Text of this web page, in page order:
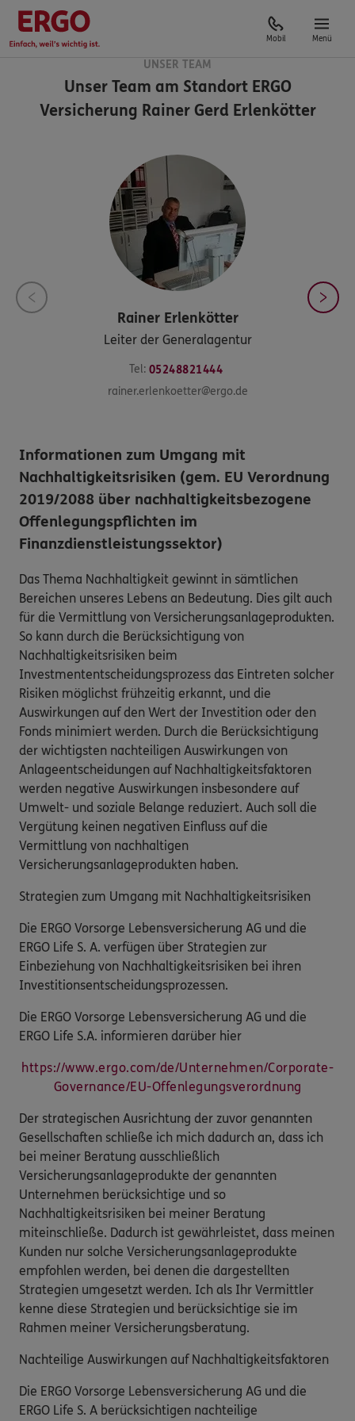
Mobil Menü
UNSER TEAM
Unser Team am StandortERGO
Versicherung Rainer Gerd Erlenkötter
Rainer Erlenkötter
Leiter der Generalagentur
Tel: 05248821444
rainer.erlenkoetter@ergo.de
Informationen zum Umgang mit
Nachhaltigkeitsrisiken (gem. EU Verordnung
2019/2088 über nachhaltigkeitsbezogene
Offenlegungspflichten im
Finanzdienstleistungssektor)
Das Thema Nachhaltigkeit gewinnt in sämtlichen
Bereichen unseres Lebens an Bedeutung. Dies gilt auch
für die Vermittlung von Versicherungsanlageprodukten.
So kann durch die Berücksichtigung von
Nachhaltigkeitsrisiken beim
Investmententscheidungsprozess das Eintreten solcher
Risiken möglichst frühzeitig erkannt, und die
Auswirkungen auf den Wert der Investition oder den
Fonds minimiert werden. Durch die Berücksichtigung
der wichtigsten nachteiligen Auswirkungen von
Anlageentscheidungen auf Nachhaltigkeitsfaktoren
werden negative Auswirkungen insbesondere auf
Umwelt- und soziale Belange reduziert. Auch soll die
Vergütung keinen negativen Einfluss auf die
Vermittlung von nachhaltigen
Versicherungsanlageprodukten haben.
Strategien zum Umgang mit Nachhaltigkeitsrisiken
Die ERGO Vorsorge Lebensversicherung AG und die
ERGO Life S. A. verfügen über Strategien zur
Einbeziehung von Nachhaltigkeitsrisiken bei ihren
Investitionsentscheidungsprozessen.
Die ERGO Vorsorge Lebensversicherung AG und die
ERGO Life S.A. informieren darüber hier
https://www.ergo.com/de/Unternehmen/Corporate-
Governance/EU-Offenlegungsverordnung
Der strategischen Ausrichtung der zuvor genannten
Gesellschaften schließe ich mich dadurch an, dass ich
bei meiner Beratung ausschließlich
Versicherungsanlageprodukte der genannten
Unternehmen berücksichtige und so
Nachhaltigkeitsrisiken bei meiner Beratung
miteinschließe. Dadurch ist gewährleistet, dass meinen
Kunden nur solche Versicherungsanlageprodukte
empfohlen werden, bei denen die dargestellten
Strategien umgesetzt werden. Ich als Ihr Vermittler
kenne diese Strategien und berücksichtige sie im
Rahmen meiner Versicherungsberatung.
Nachteilige Auswirkungen auf Nachhaltigkeitsfaktoren
Die ERGO Vorsorge Lebensversicherung AG und die
ERGO Life S. A berücksichtigen nachteilige